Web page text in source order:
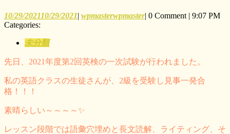
10/29/202110/29/2021| wpmasterwpmaster| 0 Comment | 9:07 PM
Categories:
未分類
先日、2021年度第2回英検の一次試験が行われました。
私の英語クラスの生徒さんが、2級を受験し見事一発合
格！！！
素晴らしい～～～～✨
レッスン段階では語彙穴埋めと長文読解、ライティング、そ